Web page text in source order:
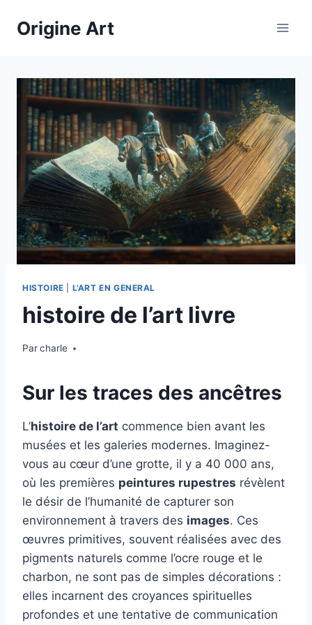
Origine Art
HISTOIRE L'ART EN GENERAL
histoire de l’art livre
Parcharle
Sur les traces des ancêtres
L’histoire de l’art commence bien avant les
musées et les galeries modernes. Imaginez-
vous au cœur d’une grotte, il y a 40 000 ans,
où les premières peintures rupestres révèlent
le désir de l’humanité de capturer son
environnement à travers des images. Ces
œuvres primitives, souvent réalisées avec des
pigments naturels comme l’ocre rouge et le
charbon, ne sont pas de simples décorations :
elles incarnent des croyances spirituelles
profondes et une tentative de communication